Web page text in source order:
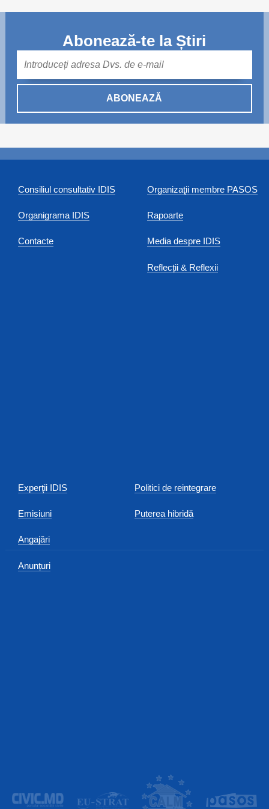
Abonează-te la Știri
ABONEAZĂ
Consiliul consultativ IDIS
Organigrama IDIS
Contacte
Organizaţii membre PASOS
Rapoarte
Media despre IDIS
Reflecții & Reflexii
Experţii IDIS
Emisiuni
Angajări
Anunțuri
Politici de reintegrare
Puterea hibridă